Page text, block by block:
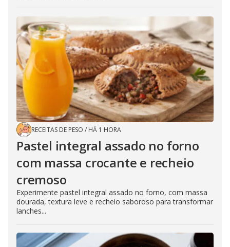
RECEITAS DE PESO / HÁ 1 HORA
Pastel integral assado no forno
com massa crocante e recheio
cremoso
Experimente pastel integral assado no forno, com massa
dourada, textura leve e recheio saboroso para transformar
lanches...